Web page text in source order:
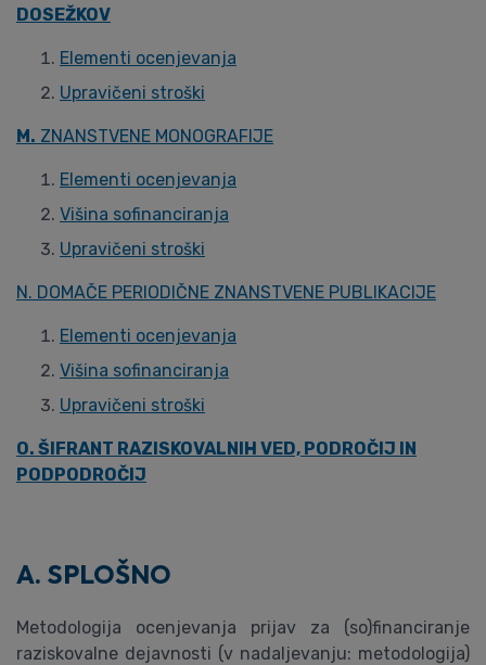
DOSEŽKOV
Elementi ocenjevanja
Upravičeni stroški
M. ZNANSTVENE MONOGRAFIJE
Elementi ocenjevanja
Višina sofinanciranja
Upravičeni stroški
N. DOMAČE PERIODIČNE ZNANSTVENE PUBLIKACIJE
Elementi ocenjevanja
Višina sofinanciranja
Upravičeni stroški
O. ŠIFRANT RAZISKOVALNIH VED, PODROČIJ IN
PODPODROČIJ
A. SPLOŠNO
Metodologija ocenjevanja prijav za (so)financiranje
raziskovalne dejavnosti (v nadaljevanju: metodologija)